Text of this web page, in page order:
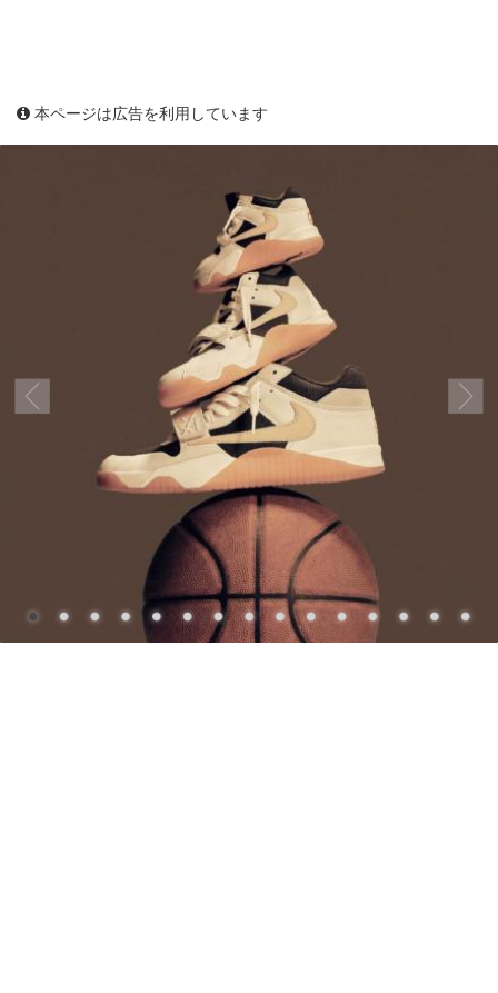
本ページは広告を利用しています